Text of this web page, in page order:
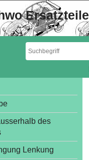
Ersatzteile
des
Lenkung